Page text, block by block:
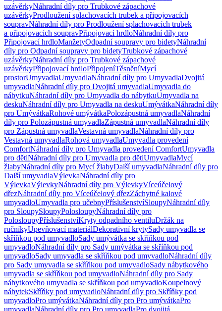
uzávěrkyNáhradní díly pro Trubkové zápachové
uzávěrkyProdloužení splachovacích trubek a připojovacích
soupravNáhradní díly pro Prodloužení splachovacích trubek
a připojovacích soupravPřipojovací hrdloNáhradní díly pro
Připojovací hrdloManžetyOdpadní soupravy pro bidetyNáhradní
díly pro Odpadní soupravy pro bidetyTrubkové zápachové
uzávěrkyNáhradní díly pro Trubkové zápachové
uzávěrkyPřipojovací hrdloPřipojeníTěsněníMycí
prostorUmyvadlaUmyvadlaNáhradní díly pro UmyvadlaDvojitá
umyvadlaNáhradní díly pro Dvojitá umyvadlaUmyvadla do
nábytkuNáhradní díly pro Umyvadla do nábytkuUmyvadla na
deskuNáhradní díly pro Umyvadla na deskuUmývátkaNáhradní díly
pro UmývátkaRohové umývátkaPolozápustná umyvadlaNáhradní
díly pro Polozápustná umyvadlaZápustná umyvadlaNáhradní díly
pro Zápustná umyvadlaVestavná umyvadlaNáhradní díly pro
Vestavná umyvadlaRohová umyvadlaUmyvadla provedení
ComfortNáhradní díly pro Umyvadla provedení ComfortUmyvadla
pro dětiNáhradní díly pro Umyvadla pro dětiUmyvadlaMycí
žlabyNáhradní díly pro Mycí žlabyDalší umyvadlaNáhradní díly pro
Další umyvadlaVýlevkaNáhradní díly pro
VýlevkaVýlevkyNáhradní díly pro VýlevkyVíceúčelový
dřezNáhradní díly pro Víceúčelový dřezZáchytné kalové
umyvadloUmyvadla pro učebnyPříslušenstvíSloupyNáhradní díly
pro SloupySloupyPolosloupyNáhradní díly pro
PolosloupyPříslušenstvíKryty odpadního ventiluDržák na
ručníkyUpevňovací materiálDekorativní krytySady umyvadla se
skříňkou pod umyvadloSady umývátka se skříňkou pod
umyvadloNáhradní díly pro Sady umývátka se skříňkou pod
umyvadloSady umyvadla se skříňkou pod umyvadloNáhradní díly
pro Sady umyvadla se skříňkou pod umyvadloSady nábytkového
umyvadla se skříňkou pod umyvadloNáhradní díly pro Sady
nábytkového umyvadla se skříňkou pod umyvadloKoupelnový
nábytekSkříňky pod umyvadloNáhradní díly pro Skříňky pod
umyvadloPro umývátkaNáhradní díly pro Pro umývátkaPro
umyvadlaNáhradní díly pro Pro umyvadlaPro dvojitá